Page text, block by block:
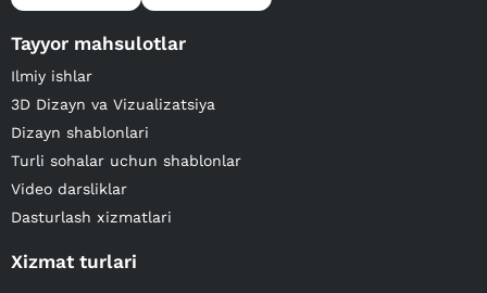
Tayyor mahsulotlar
Ilmiy ishlar
3D Dizayn va Vizualizatsiya
Dizayn shablonlari
Turli sohalar uchun shablonlar
Video darsliklar
Dasturlash xizmatlari
Xizmat turlari